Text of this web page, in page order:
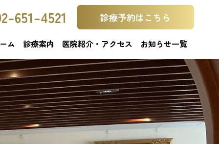
651-4521 診療予約はこちら
ム 診療案内 医院紹介・アクセス お知らせ一覧